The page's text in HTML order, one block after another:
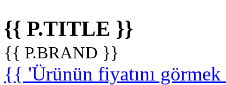
{{ P.TITLE }}
{{ P.BRAND }}
{{ 'Ürünün fiyatını